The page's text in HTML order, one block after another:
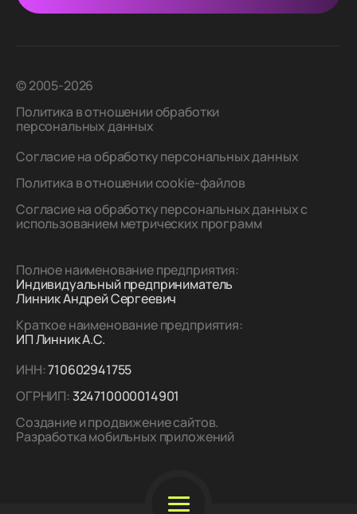
© 2005-2026
Политика в отношении обработки
персональных данных
Полное наименование предприятия:
Индивидуальный предприниматель
Линник Андрей Сергеевич
Краткое наименование предприятия:
ИП Линник А.С.
ИНН:710602941755
ОГРНИП: 324710000014901
Создание и продвижение сайтов.
Разработка мобильных приложений
Согласие на обработку персональных данных
Политика в отношении cookie-файлов
Согласие на обработку персональных данных с
использованием метрических программ